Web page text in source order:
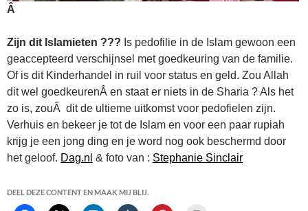
Â
Zijn dit Islamieten ??? Is pedofilie in de Islam gewoon een
geaccepteerd verschijnsel met goedkeuring van de familie.
Of is dit Kinderhandel in ruil voor status en geld. Zou Allah
dit wel goedkeurenÂ en staat er niets in de Sharia ? Als het
zo is, zouÂ dit de ultieme uitkomst voor pedofielen zijn.
Verhuis en bekeer je tot de Islam en voor een paar rupiah
krijg je een jong ding en je word nog ook beschermd door
het geloof. Dag.nl & foto van : Stephanie Sinclair
DEEL DEZE CONTENT EN MAAK MIJ BLIJ.